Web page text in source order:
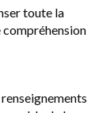
toute la
compréhension